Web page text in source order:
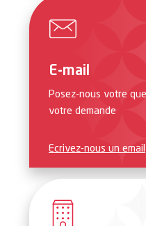
E-mail
Posez-nous votre
votre demande
Ecrivez-nous un email